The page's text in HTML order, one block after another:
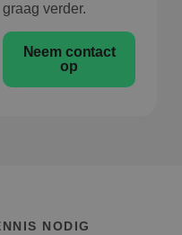
graag verder.
Neem contact
op
NODIG